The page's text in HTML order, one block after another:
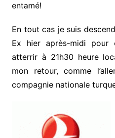
entamé!
En tout cas je suis
Ex hier après-midi pour
atterrir à 21h30 heure
mon retour, comme
compagnie nationale